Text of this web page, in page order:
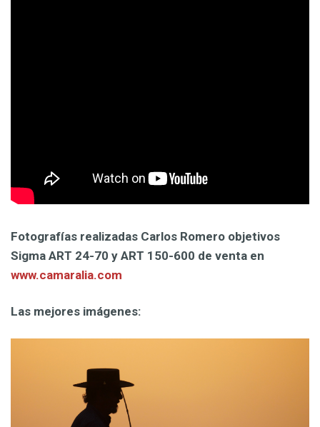
Fotografías realizadas Carlos Romero objetivos
Sigma ART 24-70 y ART 150-600 de venta en
www.camaralia.com
Las mejores imágenes: